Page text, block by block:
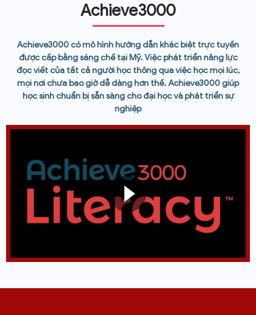
Achieve3000
Achieve3000 có mô hình hướng dẫn khác biệt trực tuyến
được cấp bằng sáng chế tại Mỹ. Việc phát triển năng lực
đọc viết của tất cả người học thông qua việc học mọi lúc,
mọi nơi chưa bao giờ dễ dàng hơn thế. Achieve3000 giúp
học sinh chuẩn bị sẵn sàng cho đại học và phát triển sự
nghiệp